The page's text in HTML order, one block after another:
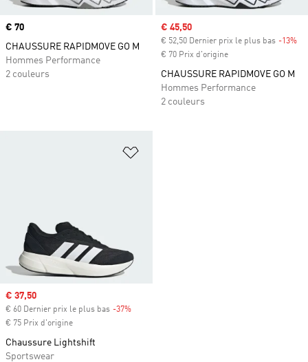
Prix
€ 70
CHAUSSURE RAPIDMOVE GO M
Hommes Performance
2 couleurs
Prix soldé
€ 45,50
€ 52,50 Dernier prix le plus bas -13%
€ 70 Prix d'origine
CHAUSSURE RAPIDMOVE GO M
Hommes Performance
2 couleurs
Prix soldé
€ 37,50
€ 60 Dernier prix le plus bas -37%
€ 75 Prix d'origine
Chaussure Lightshift
Sportswear